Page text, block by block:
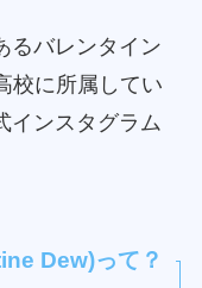
るバレンタイン
校に所属してい
インスタグラム
Dew)って？